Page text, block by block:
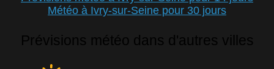
Météo à Ivry-sur-Seine pour 30 jours
Prévisions météo dans d'autres villes